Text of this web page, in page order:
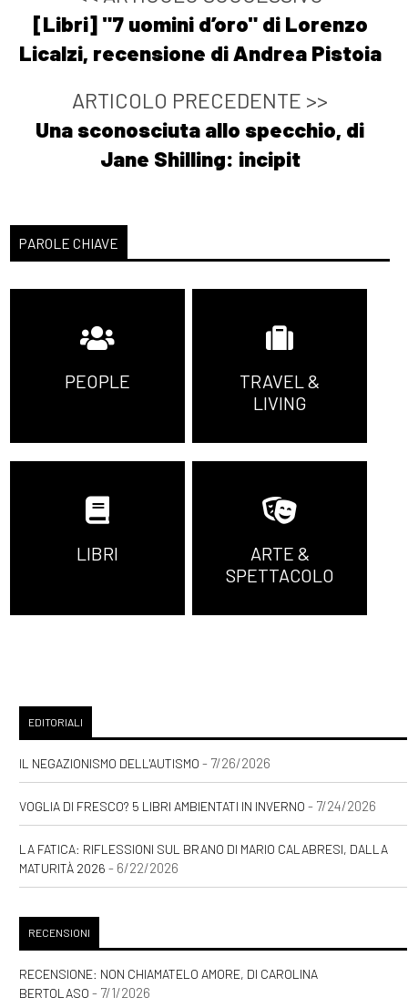
[Libri] "7 uomini d’oro" di Lorenzo
Licalzi, recensione di Andrea Pistoia
ARTICOLO PRECEDENTE >>
Una sconosciuta allo specchio, di
Jane Shilling: incipit
PAROLE CHIAVE
PEOPLE
TRAVEL &
LIVING
LIBRI
ARTE &
SPETTACOLO
EDITORIALI
IL NEGAZIONISMO DELL'AUTISMO - 7/26/2026
VOGLIA DI FRESCO? 5 LIBRI AMBIENTATI IN INVERNO - 7/24/2026
LA FATICA: RIFLESSIONI SUL BRANO DI MARIO CALABRESI, DALLA
MATURITÀ 2026 - 6/22/2026
RECENSIONI
RECENSIONE: NON CHIAMATELO AMORE, DI CAROLINA
BERTOLASO - 7/1/2026